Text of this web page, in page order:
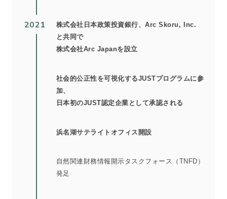
2021
株式会社日本政策投資銀行、Arc Skoru, Inc.
と共同で
株式会社Arc Japanを設立
社会的公正性を可視化するJUSTプログラムに参
加、
日本初のJUST認定企業として承認される
浜名湖サテライトオフィス開設
自然関連財務情報開示タスクフォース（TNFD）
発足